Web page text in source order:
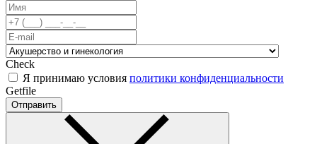
Check
Я принимаю условия политики конфиденциальности
Getfile
Отправить